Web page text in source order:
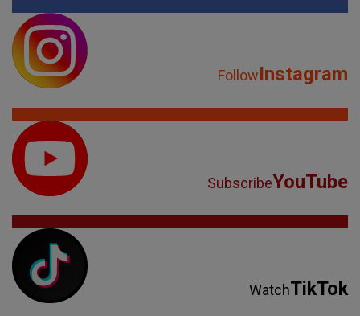
FollowInstagram
SubscribeYouTube
WatchTikTok